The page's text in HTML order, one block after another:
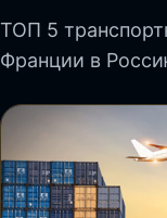
ТОП 5
Франции в